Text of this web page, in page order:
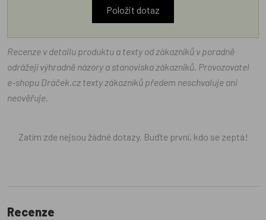
Položit dotaz
Recenze v detailu produktu a texty od zákazníků v poradně
odrážejí výhradně názory a stanoviska zákazníků. Provozovatel
e-shopu Dráček.cz texty zákazníků předem neschvaluje ani
neověřuje.
Zatím zde nejsou žádné dotazy. Buďte první, kdo se zeptá!
Recenze